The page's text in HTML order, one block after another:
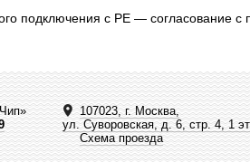
подключения с PE — согласование с
107023, г. Москва,
ул. Суворовская, д. 6, стр. 4, 1
Схема проезда